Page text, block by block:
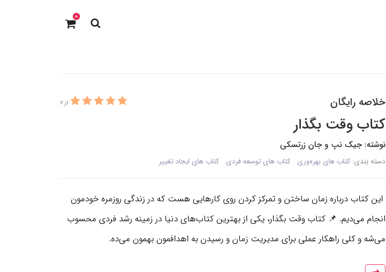
0
خلاصه رایگان از 2
کتاب وقت بگذار
نوشته: جیک نپ و جان زرتسکی
دسته بندی: کتاب های بهره‌وری کتاب های توسعه فردی کتاب های ایجاد تغییر
این کتاب درباره زمان ساختن و تمرکز کردن روی کارهایی هست که در زندگی روزمره خودمون
انجام می‌دیم. 📌 کتاب وقت بگذار، یکی از بهترین کتاب‌های دنیا در زمینه رشد فردی محسوب
می‌شه و کلی راهکار عملی برای مدیریت زمان و رسیدن به اهدافمون بهمون می‌ده.